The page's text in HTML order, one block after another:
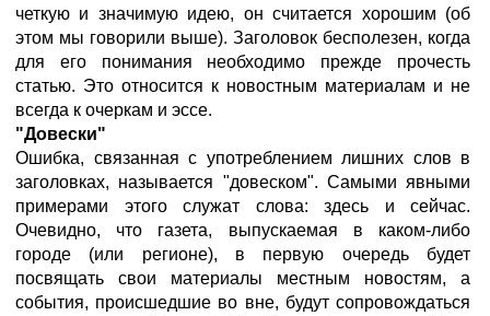
четкую и значимую идею, он считается хорошим (об
этом мы говорили выше). Заголовок бесполезен, когда
для его понимания необходимо прежде прочесть
статью. Это относится к новостным материалам и не
всегда к очеркам и эссе.
"Довески"
Ошибка, связанная с употреблением лишних слов в
заголовках, называется "довеском". Самыми явными
примерами этого служат слова: здесь и сейчас.
Очевидно, что газета, выпускаемая в каком-либо
городе (или регионе), в первую очередь будет
посвящать свои материалы местным новостям, а
события, происшедшие во вне, будут сопровождаться